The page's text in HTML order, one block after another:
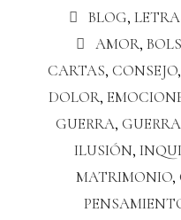
BLOG,
AMOR,
CARTAS, CONSEJO,
DOLOR,
GUERRA,
ILUSIÓN,
MATRIMONIO,